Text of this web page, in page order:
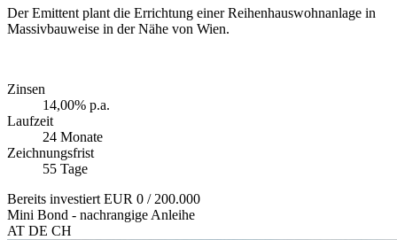
Der Emittent plant die Errichtung einer Reihenhauswohnanlage in
Massivbauweise in der Nähe von Wien.
Zinsen
14,00% p.a.
Laufzeit
24 Monate
Zeichnungsfrist
55 Tage
Bereits investiert EUR 0 / 200.000
Mini Bond - nachrangige Anleihe
AT DE CH